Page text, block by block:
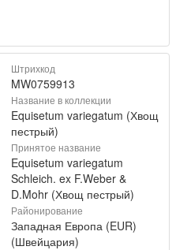
Штрихкод
MW0759913
Название в коллекции
Equisetum variegatum (Хвощ
пестрый)
Принятое название
Equisetum variegatum
Schleich. ex F.Weber &
D.Mohr (Хвощ пестрый)
Районирование
Западная Европа (EUR)
(Швейцария)